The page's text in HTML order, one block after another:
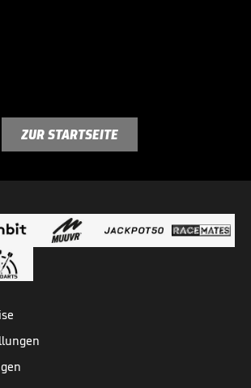
ZUR STARTSEITE